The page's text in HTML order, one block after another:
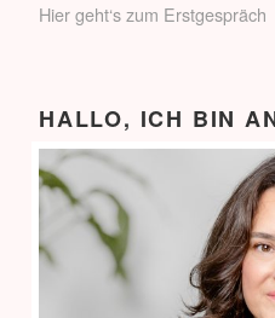
Hier geht‘s zum Erstgespräch
HALLO, ICH BIN